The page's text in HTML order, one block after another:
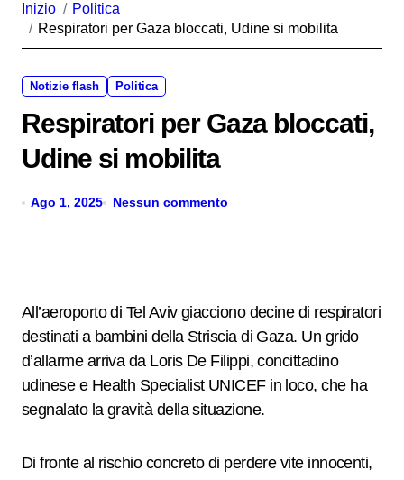
Inizio
Politica
Respiratori per Gaza bloccati, Udine si mobilita
Notizie flash Politica
Respiratori per Gaza bloccati,
Udine si mobilita
Ago 1, 2025 Nessun commento
All’aeroporto di Tel Aviv giacciono decine di respiratori
destinati a bambini della Striscia di Gaza. Un grido
d’allarme arriva da Loris De Filippi, concittadino
udinese e Health Specialist UNICEF in loco, che ha
segnalato la gravità della situazione.
Di fronte al rischio concreto di perdere vite innocenti,